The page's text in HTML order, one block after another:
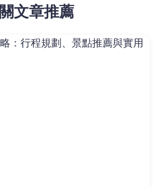
文章推薦